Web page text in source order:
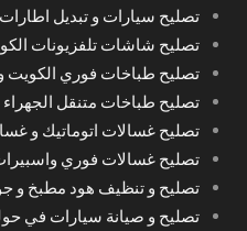
تصليح سيارات و تبديل اطارات في
تصليح شاشات تلفزيونات
تصليح طباخات فوري الكويت
تصليح طباخات متنقل الجهراء
تصليح غسالات اتوماتيك و
تصليح غسالات فوري
تصليح و تنظيف هود مطبخ و
تصليح و صيانة سيارات في